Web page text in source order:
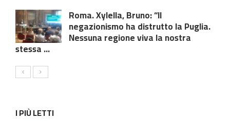
Roma. Xylella, Bruno: “Il
negazionismo ha distrutto la Puglia.
Nessuna regione viva la nostra
stessa ...
I PIÙ LETTI